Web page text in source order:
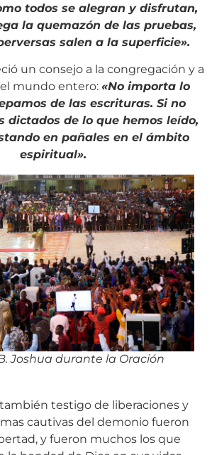
todos se alegran y disfrutan,
la quemazón de las pruebas,
salen a la superficie».
un consejo a la congregación y a
mundo entero: «No importa lo
de las escrituras. Si no
dictados de lo que hemos leído,
en pañales en el ámbito
espiritual».
Joshua durante la Oración
testigo de liberaciones y
cautivas del demonio fueron
y fueron muchos los que